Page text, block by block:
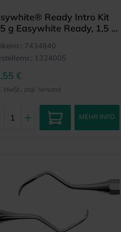
Ready Intro Kit
g Easywhite Ready, 1,5 g
7434840
1324005
€
MwSt., zzgl. Versand
MEHR INFO